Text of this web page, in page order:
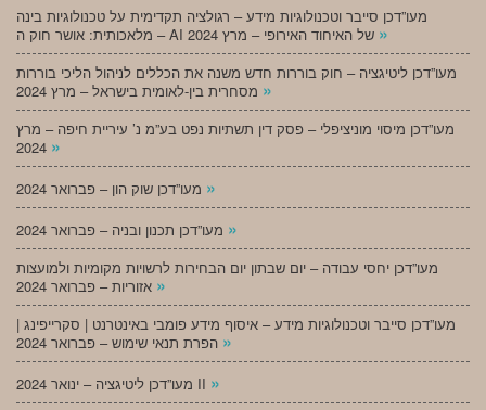
מעו”דכן סייבר וטכנולוגיות מידע – רגולציה תקדימית על טכנולוגיות בינה
»
מעו”דכן ליטיגציה – חוק בוררות חדש משנה את הכללים לניהול הליכי בוררות
»
מעו”דכן מיסוי מוניציפלי – פסק דין תשתיות נפט בע”מ נ’ עיריית חיפה – מרץ
»
»
»
מעו”דכן יחסי עבודה – יום שבתון יום הבחירות לרשויות מקומיות ולמועצות
»
מעו”דכן סייבר וטכנולוגיות מידע – איסוף מידע פומבי באינטרנט | סקרייפינג |
»
מעו”דכן ליטיגציה – ינואר 2024 II »